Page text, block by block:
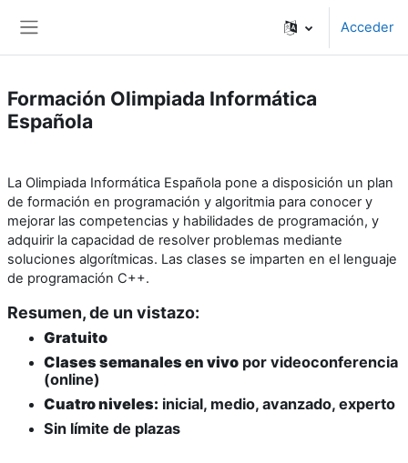
Acceder
Formación Olimpiada Informática
Española
La Olimpiada Informática Española pone a disposición un plan
de formación en programación y algoritmia para conocer y
mejorar las competencias y habilidades de programación, y
adquirir la capacidad de resolver problemas mediante
soluciones algorítmicas. Las clases se imparten en el lenguaje
de programación C++.
Resumen, de un vistazo:
Gratuito
Clases semanales en vivo por videoconferencia
(online)
Cuatro niveles: inicial, medio, avanzado, experto
Sin límite de plazas